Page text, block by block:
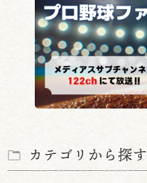
カテゴリから探す